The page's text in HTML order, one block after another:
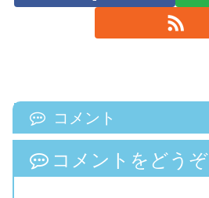
コメント
コメントをどうぞ